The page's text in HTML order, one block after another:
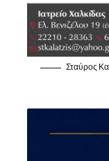
Σταύρος